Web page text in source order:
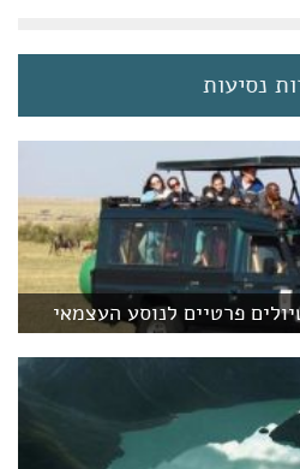
נסיעות
פרטיים לנוסע העצמאי